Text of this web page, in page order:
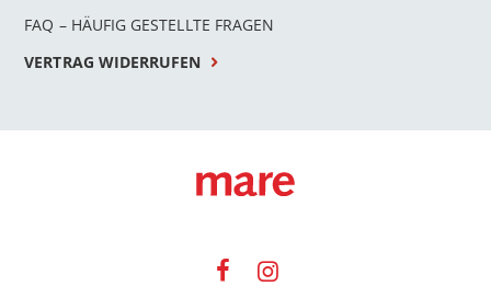
FAQ – HÄUFIG GESTELLTE FRAGEN
VERTRAG WIDERRUFEN